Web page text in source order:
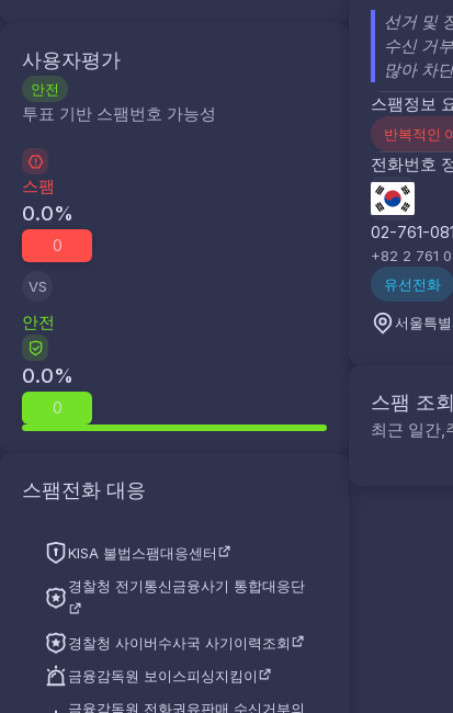
사용자평가
안전
투표 기반 스팸번호 가능성
스팸
0.0%
0
VS
안전
0.0%
0
스팸전화 대응
KISA 불법스팸대응센터
경찰청 전기통신금융사기 통합대응단
경찰청 사이버수사국 사기이력조회
금융감독원 보이스피싱지킴이
금융감독원 전화권유판매 수신거부의
선거 및
수신 거
많아 차
스팸정보
반복적인
전화번호
02-761-
+82 2 761
유선전화
서울특별
스팸 조
최근 일간,